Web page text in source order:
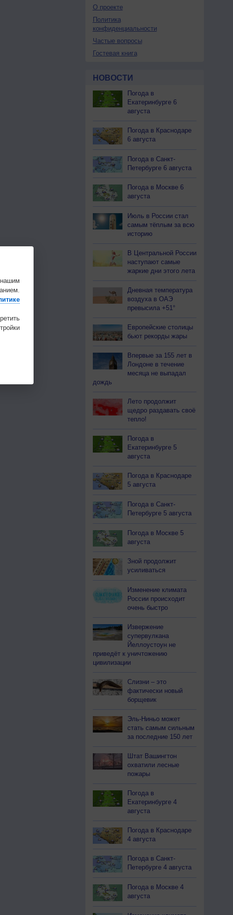
О проекте
Политика
конфиденциальности
Частые вопросы
Гостевая книга
НОВОСТИ
Погода в
Екатеринбурге 6
августа
Погода в Краснодаре
6 августа
Погода в Санкт-
Петербурге 6 августа
Погода в Москве 6
августа
Июль в России стал
самым тёплым за всю
историю
В Центральной России
наступают самые
жаркие дни этого лета
Дневная температура
воздуха в ОАЭ
превысила +51°
Европейские столицы
бьют рекорды жары
Впервые за 155 лет в
Лондоне в течение
месяца не выпадал
дождь
Лето продолжит
щедро раздавать своё
тепло!
Погода в
Екатеринбурге 5
августа
Погода в Краснодаре
5 августа
Погода в Санкт-
Петербурге 5 августа
Погода в Москве 5
августа
Зной продолжит
усиливаться
Изменение климата
России происходит
очень быстро
Извержение
супервулкана
Йеллоустоун не
приведёт к уничтожению
цивилизации
Слизни – это
фактически новый
борщевик
Эль-Ниньо может
стать самым сильным
за последние 150 лет
Штат Вашингтон
охватили лесные
пожары
Погода в
Екатеринбурге 4
августа
Погода в Краснодаре
4 августа
Погода в Санкт-
Петербурге 4 августа
Погода в Москве 4
августа